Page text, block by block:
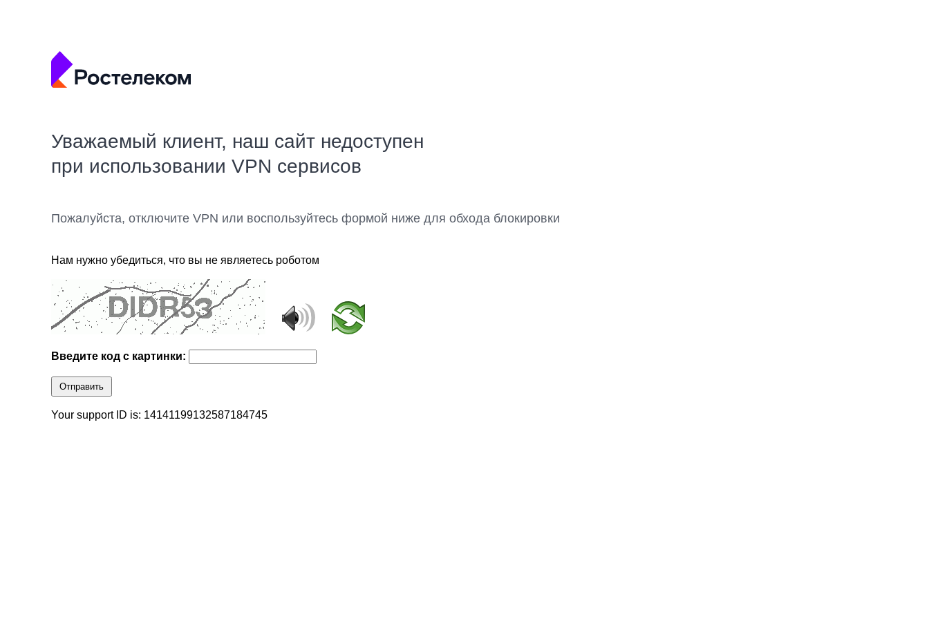
Уважаемый клиент, наш сайт недоступен
при использовании VPN сервисов
Пожалуйста, отключите VPN или воспользуйтесь формой ниже для обхода блокировки
Нам нужно убедиться, что вы не являетесь роботом
Введите код с картинки:
Отправить
Your support ID is: 14141199132587184745